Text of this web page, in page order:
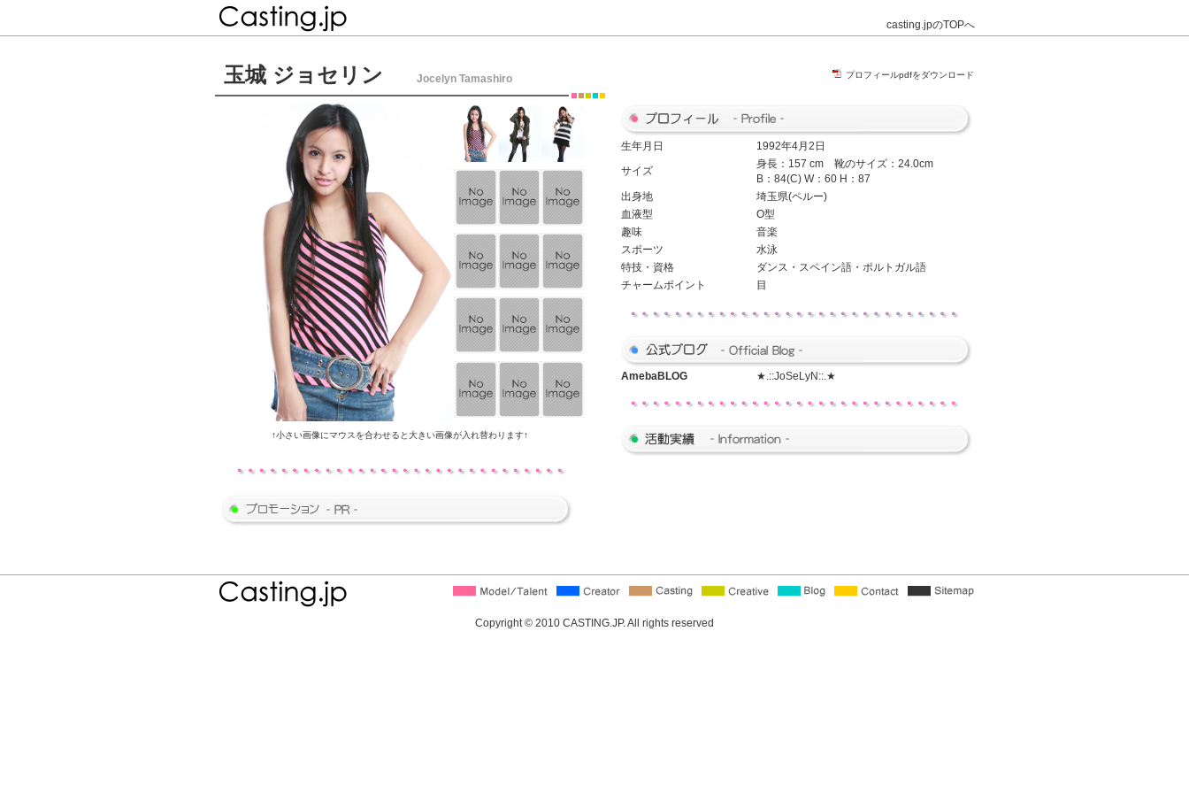
casting.jpのTOPへ
玉城 ジョセリン Jocelyn Tamashiro プロフィールpdfをダウンロード
↑小さい画像にマウスを合わせると大きい画像が入れ替わります↑
生年月日
1992年4月2日
サイズ
身長：157 cm 靴のサイズ：24.0cm
B：84(C) W：60 H：87
出身地
埼玉県(ペルー)
血液型
O型
趣味
音楽
スポーツ
水泳
特技・資格
ダンス・スペイン語・ポルトガル語
チャームポイント
目
AmebaBLOG ★.::JoSeLyN::.★
Copyright © 2010 CASTING.JP. All rights reserved